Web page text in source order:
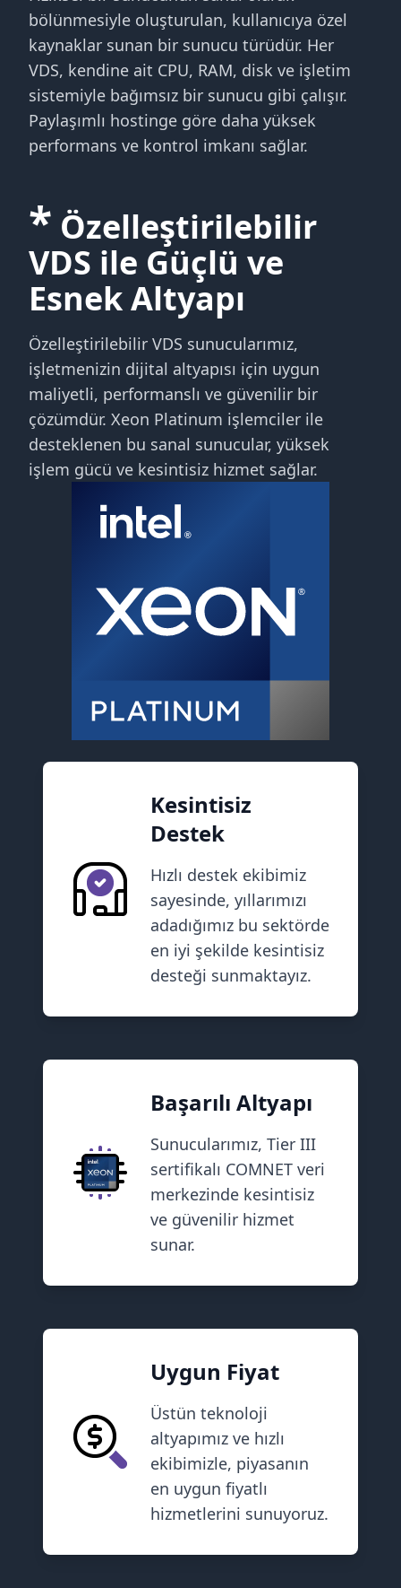
bölünmesiyle oluşturulan, kullanıcıya özel
kaynaklar sunan bir sunucu türüdür. Her
VDS, kendine ait CPU, RAM, disk ve işletim
sistemiyle bağımsız bir sunucu gibi çalışır.
Paylaşımlı hostinge göre daha yüksek
performans ve kontrol imkanı sağlar.
* Özelleştirilebilir
VDS ile Güçlü ve
Esnek Altyapı
Özelleştirilebilir VDS sunucularımız,
işletmenizin dijital altyapısı için uygun
maliyetli, performanslı ve güvenilir bir
çözümdür. Xeon Platinum işlemciler ile
desteklenen bu sanal sunucular, yüksek
işlem gücü ve kesintisiz hizmet sağlar.
Kesintisiz
Destek
Hızlı destek ekibimiz
sayesinde, yıllarımızı
adadığımız bu sektörde
en iyi şekilde kesintisiz
desteği sunmaktayız.
Başarılı Altyapı
Sunucularımız, Tier III
sertifikalı COMNET veri
merkezinde kesintisiz
ve güvenilir hizmet
sunar.
Uygun Fiyat
Üstün teknoloji
altyapımız ve hızlı
ekibimizle, piyasanın
en uygun fiyatlı
hizmetlerini sunuyoruz.